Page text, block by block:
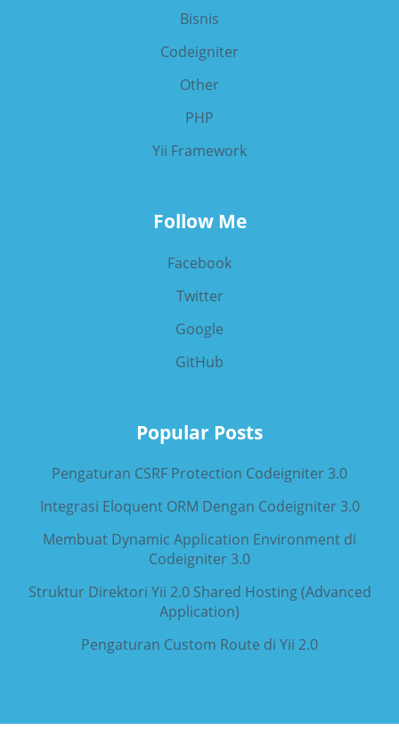
Bisnis
Codeigniter
Other
PHP
Yii Framework
Follow Me
Facebook
Twitter
Google
GitHub
Popular Posts
Pengaturan CSRF Protection Codeigniter 3.0
Integrasi Eloquent ORM Dengan Codeigniter 3.0
Membuat Dynamic Application Environment di
Codeigniter 3.0
Struktur Direktori Yii 2.0 Shared Hosting (Advanced
Application)
Pengaturan Custom Route di Yii 2.0